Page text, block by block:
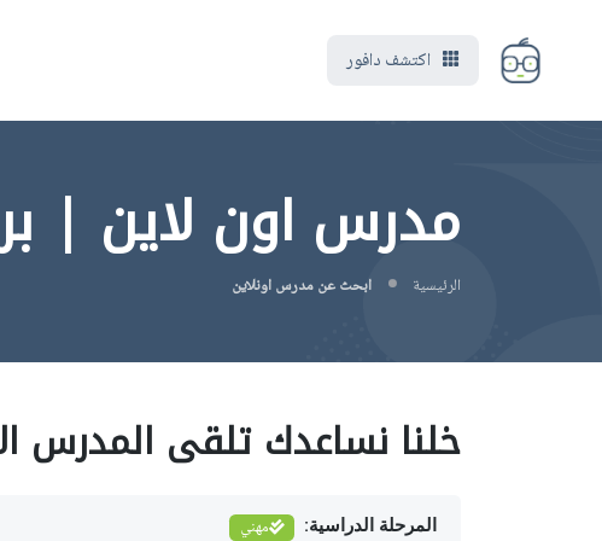
اكتشف دافور
مدرس اون لاين |
الرئيسية ابحث عن مدرس اونلاين
خلنا نساعدك تلقى المدرس
المرحلة الدراسية: مهني